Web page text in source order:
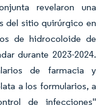
revelaron una
del sitio quirúrgico en
de hidrocoloide de
durante 2023-2024.
de farmacia y
a los formularios, a
de infecciones"